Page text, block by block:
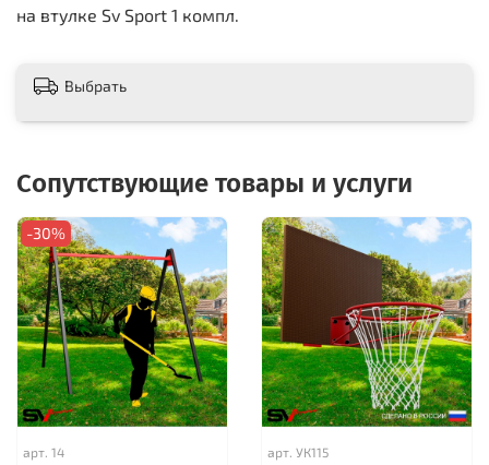
на втулке Sv Sport 1 компл.
Выбрать
Сопутствующие товары и услуги
-30%
арт. 14 арт. УК115